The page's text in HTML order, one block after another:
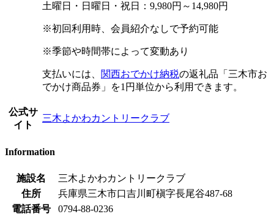
土曜日・日曜日・祝日：9,980円～14,980円
※初回利用時、会員紹介なしで予約可能
※季節や時間帯によって変動あり
支払いには、 関西おでかけ納税の返礼品「三木市お
でかけ商品券」を1円単位から利用できます。
公式サ
イト
三木よかわカントリークラブ
Information
施設名
三木よかわカントリークラブ
住所
兵庫県三木市口吉川町槇字長尾谷487-68
電話番号
0794-88-0236